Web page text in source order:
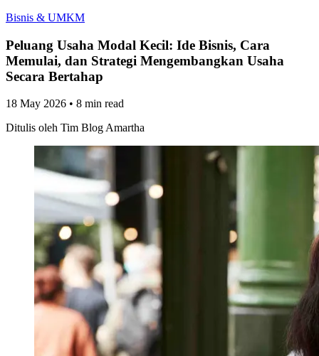
Bisnis & UMKM
Peluang Usaha Modal Kecil: Ide Bisnis, Cara
Memulai, dan Strategi Mengembangkan Usaha
Secara Bertahap
18 May 2026 • 8 min read
Ditulis oleh Tim Blog Amartha